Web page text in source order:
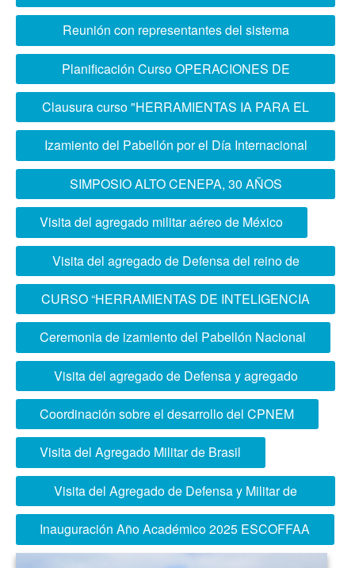
21001:2018 SGOE ESCOFFAA
Reunión con representantes del sistema
educativo del sector Defensa Argentino
Planificación Curso OPERACIONES DE
INFORMACIÓN CONJUNTA
Clausura curso "HERRAMIENTAS IA PARA EL
SIST. EDUCATIVO DEL SECTOR DEFENSA"
Izamiento del Pabellón por el Día Internacional
de la Mujer
SIMPOSIO ALTO CENEPA, 30 AÑOS
DESPUÉS
Visita del agregado militar aéreo de México
Visita del agregado de Defensa del reino de
España
CURSO “HERRAMIENTAS DE INTELIGENCIA
ARTIFICIAL PARA EL SISTEMA EDUCATIVO
DEL SECTOR DEFENSA”
Ceremonia de izamiento del Pabellón Nacional
Visita del agregado de Defensa y agregado
Naval de la República Argentina
Coordinación sobre el desarrollo del CPNEM
Visita del Agregado Militar de Brasil
Visita del Agregado de Defensa y Militar de
Colombia
Inauguración Año Académico 2025 ESCOFFAA